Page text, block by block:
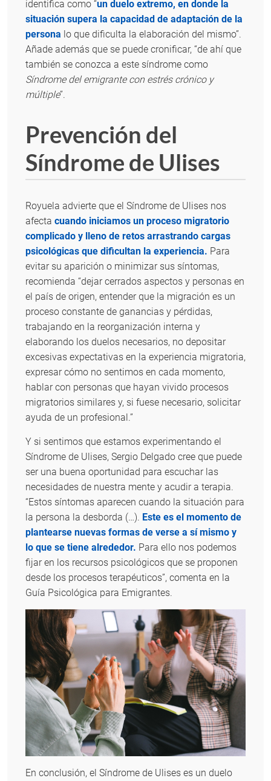
identifica como “un duelo extremo, en donde la
situación supera la capacidad de adaptación de la
persona lo que dificulta la elaboración del mismo”.
Añade además que se puede cronificar, “de ahí que
también se conozca a este síndrome como
Síndrome del emigrante con estrés crónico y
múltiple”.
Prevención del
Síndrome de Ulises
Royuela advierte que el Síndrome de Ulises nos
afecta cuando iniciamos un proceso migratorio
complicado y lleno de retos arrastrando cargas
psicológicas que dificultan la experiencia. Para
evitar su aparición o minimizar sus síntomas,
recomienda “dejar cerrados aspectos y personas en
el país de origen, entender que la migración es un
proceso constante de ganancias y pérdidas,
trabajando en la reorganización interna y
elaborando los duelos necesarios, no depositar
excesivas expectativas en la experiencia migratoria,
expresar cómo no sentimos en cada momento,
hablar con personas que hayan vivido procesos
migratorios similares y, si fuese necesario, solicitar
ayuda de un profesional.”
Y si sentimos que estamos experimentando el
Síndrome de Ulises, Sergio Delgado cree que puede
ser una buena oportunidad para escuchar las
necesidades de nuestra mente y acudir a terapia.
“Estos síntomas aparecen cuando la situación para
la persona la desborda (…). Este es el momento de
plantearse nuevas formas de verse a sí mismo y
lo que se tiene alrededor. Para ello nos podemos
fijar en los recursos psicológicos que se proponen
desde los procesos terapéuticos”, comenta en la
Guía Psicológica para Emigrantes.
En conclusión, el Síndrome de Ulises es un duelo